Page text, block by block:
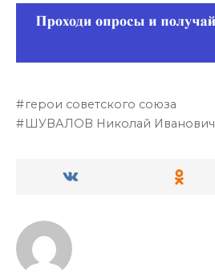
герои советского союза
ШУВАЛОВ Николай Иванович